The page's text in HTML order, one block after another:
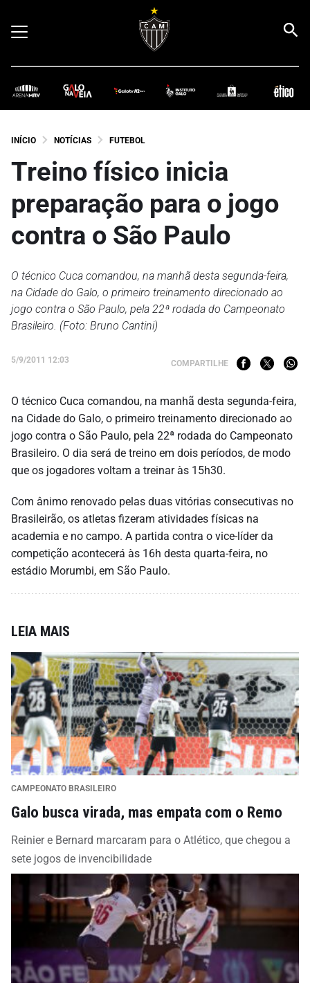
INÍCIO NOTÍCIAS FUTEBOL
Treino físico inicia
preparação para o jogo
contra o São Paulo
O técnico Cuca comandou, na manhã desta segunda-feira,
na Cidade do Galo, o primeiro treinamento direcionado ao
jogo contra o São Paulo, pela 22ª rodada do Campeonato
Brasileiro. (Foto: Bruno Cantini)
5/9/2011 12:03 COMPARTILHE
O técnico Cuca comandou, na manhã desta segunda-feira,
na Cidade do Galo, o primeiro treinamento direcionado ao
jogo contra o São Paulo, pela 22ª rodada do Campeonato
Brasileiro. O dia será de treino em dois períodos, de modo
que os jogadores voltam a treinar às 15h30.
Com ânimo renovado pelas duas vitórias consecutivas no
Brasileirão, os atletas fizeram atividades físicas na
academia e no campo. A partida contra o vice-líder da
competição acontecerá às 16h desta quarta-feira, no
estádio Morumbi, em São Paulo.
LEIA MAIS
CAMPEONATO BRASILEIRO
Galo busca virada, mas empata com o Remo
Reinier e Bernard marcaram para o Atlético, que chegou a
sete jogos de invencibilidade